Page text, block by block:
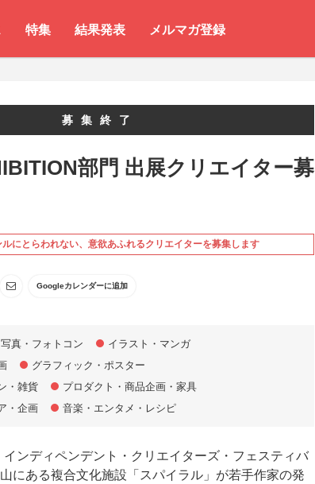
特集 結果発表 メルマガ登録
募集終了
部門 出展クリエイター募
ルにとらわれない、意欲あふれるクリエイターを募集します
Googleカレンダーに追加
写真・フォトコン
イラスト・マンガ
グラフィック・ポスター
・雑貨
プロダクト・商品企画・家具
・企画
音楽・エンタメ・レシピ
ンディペンデント・クリエイターズ・フェスティバ
にある複合文化施設「スパイラル」が若手作家の発